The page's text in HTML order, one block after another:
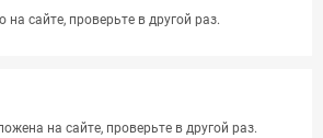
сайте, проверьте в другой раз.
на сайте, проверьте в другой раз.